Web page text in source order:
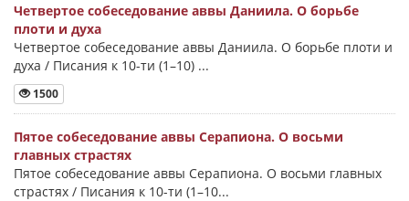
Четвертое собеседование аввы Даниила. О борьбе
плоти и духа
Четвертое собеседование аввы Даниила. О борьбе плоти и
духа / Писания к 10-ти (1–10) ...
1500
Пятое собеседование аввы Серапиона. О восьми
главных страстях
Пятое собеседование аввы Серапиона. О восьми главных
страстях / Писания к 10-ти (1–10...